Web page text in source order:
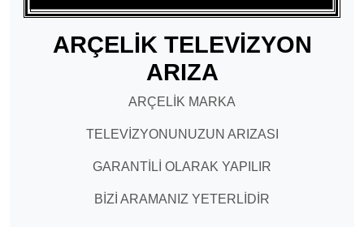
ARÇELİK TELEVİZYON
ARIZA
ARÇELİK MARKA
TELEVİZYONUNUZUN ARIZASI
GARANTİLİ OLARAK YAPILIR
BİZİ ARAMANIZ YETERLİDİR